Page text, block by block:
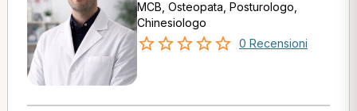
MCB, Osteopata, Posturologo,
Chinesiologo
0 Recensioni